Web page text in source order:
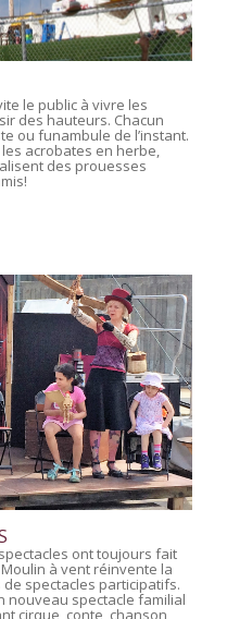
le public à vivre les
des hauteurs. Chacun
ou funambule de l’instant.
acrobates en herbe,
des prouesses
ont toujours fait
à vent réinvente la
spectacles participatifs.
nouveau spectacle familial
cirque, conte, chanson,